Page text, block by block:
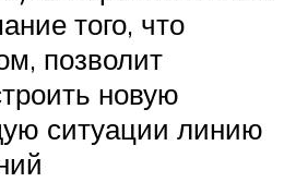
того, что
позволит
новую
ситуации линию